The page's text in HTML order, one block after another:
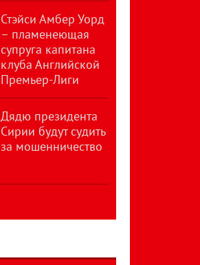
Стэйси Амбер Уорд
– пламенеющая
супруга капитана
клуба Английской
Премьер-Лиги
Дядю президента
Сирии будут судить
за мошенничество